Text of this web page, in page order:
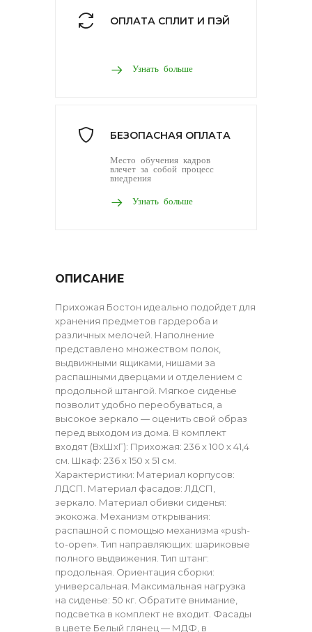
ОПЛАТА СПЛИТ И ПЭЙ
Узнать больше
БЕЗОПАСНАЯ ОПЛАТА
Место обучения кадров
влечет за собой процесс
внедрения
Узнать больше
ОПИСАНИЕ
Прихожая Бостон идеально подойдет для
хранения предметов гардероба и
различных мелочей. Наполнение
представлено множеством полок,
выдвижными ящиками, нишами за
распашными дверцами и отделением с
продольной штангой. Мягкое сиденье
позволит удобно переобуваться, а
высокое зеркало — оценить свой образ
перед выходом из дома. В комплект
входят (ВхШхГ): Прихожая: 236 х 100 х 41,4
см. Шкаф: 236 х 150 х 51 см.
Характеристики: Материал корпусов:
ЛДСП. Материал фасадов: ЛДСП,
зеркало. Материал обивки сиденья:
экокожа. Механизм открывания:
распашной с помощью механизма «push-
to-open». Тип направляющих: шариковые
полного выдвижения. Тип штанг:
продольная. Ориентация сборки:
универсальная. Максимальная нагрузка
на сиденье: 50 кг. Обратите внимание,
подсветка в комплект не входит. Фасады
в цвете Белый глянец — МДФ, в